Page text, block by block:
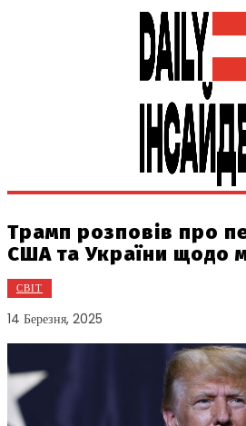
Трамп розповів про
США та України щодо
СВІТ
14 Березня, 2025